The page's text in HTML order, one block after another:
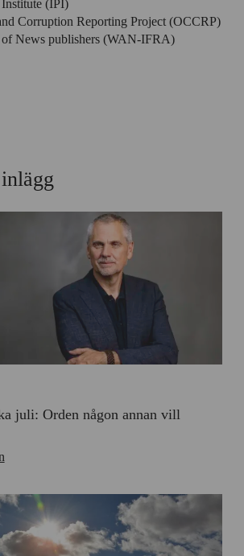
(IPI)
Corruption Reporting Project (OCCRP)
News publishers (WAN-IFRA)
juli: Orden någon annan vill